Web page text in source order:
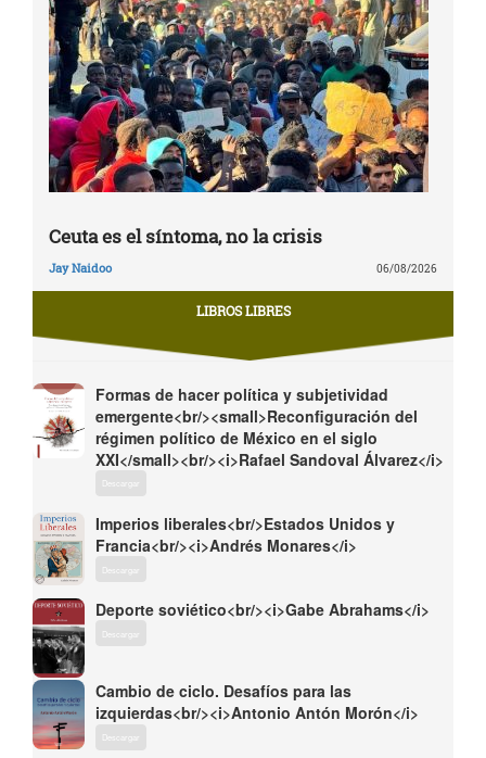
Ceuta es el síntoma, no la crisis
Jay Naidoo 06/08/2026
LIBROS LIBRES
Formas de hacer política y subjetividad
emergente<br/><small>Reconfiguración del
régimen político de México en el siglo
XXI</small><br/><i>Rafael Sandoval Álvarez</i>
Descargar
Imperios liberales<br/>Estados Unidos y
Francia<br/><i>Andrés Monares</i>
Descargar
Deporte soviético<br/><i>Gabe Abrahams</i>
Descargar
Cambio de ciclo. Desafíos para las
izquierdas<br/><i>Antonio Antón Morón</i>
Descargar